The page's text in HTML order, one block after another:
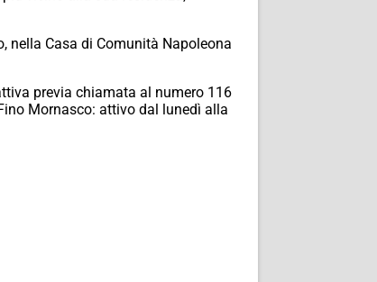
nella Casa di Comunità Napoleona
previa chiamata al numero 116
Mornasco: attivo dal lunedì alla